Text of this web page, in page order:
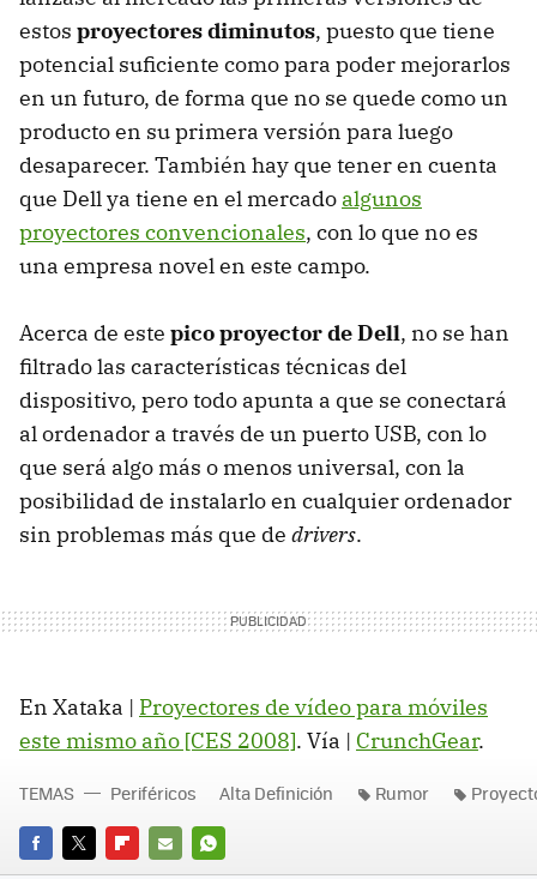
estos proyectores diminutos, puesto que tiene
potencial suficiente como para poder mejorarlos
en un futuro, de forma que no se quede como un
producto en su primera versión para luego
desaparecer. También hay que tener en cuenta
que Dell ya tiene en el mercado algunos
proyectores convencionales, con lo que no es
una empresa novel en este campo.
Acerca de este pico proyector de Dell, no se han
filtrado las características técnicas del
dispositivo, pero todo apunta a que se conectará
al ordenador a través de un puerto USB, con lo
que será algo más o menos universal, con la
posibilidad de instalarlo en cualquier ordenador
sin problemas más que de drivers.
En Xataka | Proyectores de vídeo para móviles
este mismo año [CES 2008]. Vía | CrunchGear.
TEMAS Periféricos Alta Definición Rumor